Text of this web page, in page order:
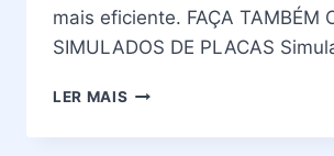
mais eficiente. FAÇA TAMBÉM
SIMULADOS DE PLACAS
LER MAIS PLACAS
TRÂNSITO